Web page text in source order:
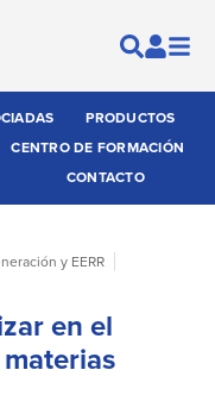
PRODUCTOS
CENTRO DE FORMACIÓN
CONTACTO
y EERR
en el